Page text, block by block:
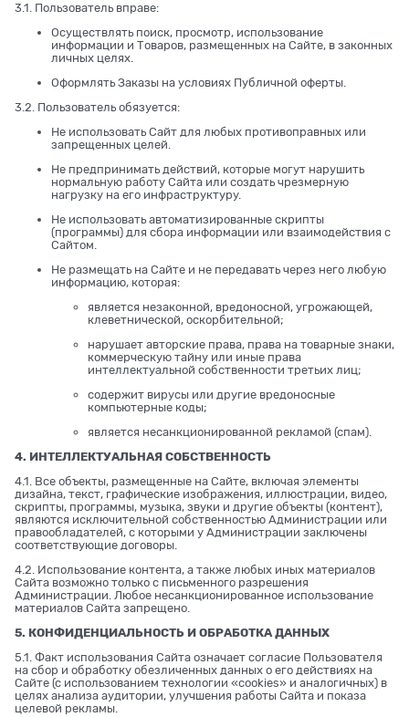
3.1. Пользователь вправе:
Осуществлять поиск, просмотр, использование
информации и Товаров, размещенных на Сайте, в законных
личных целях.
Оформлять Заказы на условиях Публичной оферты.
3.2. Пользователь обязуется:
Не использовать Сайт для любых противоправных или
запрещенных целей.
Не предпринимать действий, которые могут нарушить
нормальную работу Сайта или создать чрезмерную
нагрузку на его инфраструктуру.
Не использовать автоматизированные скрипты
(программы) для сбора информации или взаимодействия с
Сайтом.
Не размещать на Сайте и не передавать через него любую
информацию, которая:
является незаконной, вредоносной, угрожающей,
клеветнической, оскорбительной;
нарушает авторские права, права на товарные знаки,
коммерческую тайну или иные права
интеллектуальной собственности третьих лиц;
содержит вирусы или другие вредоносные
компьютерные коды;
является несанкционированной рекламой (спам).
4. ИНТЕЛЛЕКТУАЛЬНАЯ СОБСТВЕННОСТЬ
4.1. Все объекты, размещенные на Сайте, включая элементы
дизайна, текст, графические изображения, иллюстрации, видео,
скрипты, программы, музыка, звуки и другие объекты (контент),
являются исключительной собственностью Администрации или
правообладателей, с которыми у Администрации заключены
соответствующие договоры.
4.2. Использование контента, а также любых иных материалов
Сайта возможно только с письменного разрешения
Администрации. Любое несанкционированное использование
материалов Сайта запрещено.
5. КОНФИДЕНЦИАЛЬНОСТЬ И ОБРАБОТКА ДАННЫХ
5.1. Факт использования Сайта означает согласие Пользователя
на сбор и обработку обезличенных данных о его действиях на
Сайте (с использованием технологии «cookies» и аналогичных) в
целях анализа аудитории, улучшения работы Сайта и показа
целевой рекламы.